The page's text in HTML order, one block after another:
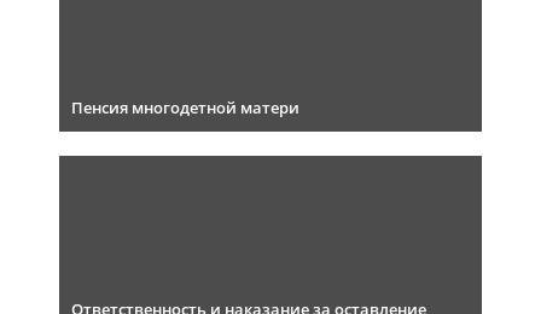
Пенсия многодетной матери
Ответственность и наказание за оставление